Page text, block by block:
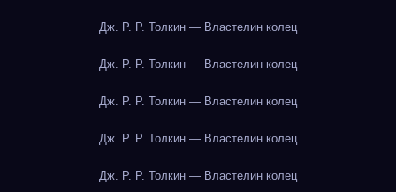
Дж. Р. Р. Толкин — Властелин колец
Дж. Р. Р. Толкин — Властелин колец
Дж. Р. Р. Толкин — Властелин колец
Дж. Р. Р. Толкин — Властелин колец
Дж. Р. Р. Толкин — Властелин колец